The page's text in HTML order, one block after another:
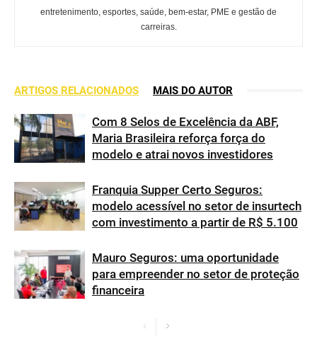
entretenimento, esportes, saúde, bem-estar, PME e gestão de
carreiras.
ARTIGOS RELACIONADOS MAIS DO AUTOR
Com 8 Selos de Excelência da ABF,
Maria Brasileira reforça força do
modelo e atrai novos investidores
Franquia Supper Certo Seguros:
modelo acessível no setor de insurtech
com investimento a partir de R$ 5.100
Mauro Seguros: uma oportunidade
para empreender no setor de proteção
financeira